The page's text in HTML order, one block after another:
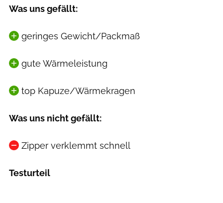
Was uns gefällt:
geringes Gewicht/Packmaß
gute Wärmeleistung
top Kapuze/Wärmekragen
Was uns nicht gefällt:
Zipper verklemmt schnell
Testurteil